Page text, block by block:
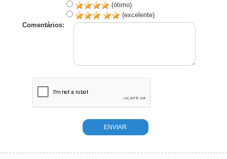
(ótimo)
(excelente)
Comentários: